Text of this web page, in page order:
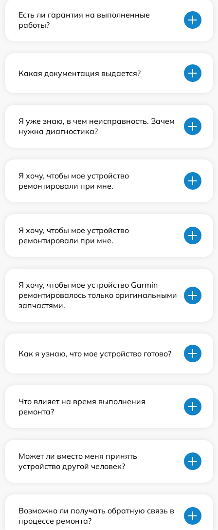
Есть ли гарантия на выполненные
работы?
Какая документация выдается?
Я уже знаю, в чем неисправность. Зачем
нужна диагностика?
Я хочу, чтобы мое устройство
ремонтировали при мне.
Я хочу, чтобы мое устройство
ремонтировали при мне.
Я хочу, чтобы мое устройство Garmin
ремонтировалось только оригинальными
запчастями.
Как я узнаю, что мое устройство готово?
Что влияет на время выполнения
ремонта?
Может ли вместо меня принять
устройство другой человек?
Возможно ли получать обратную связь в
процессе ремонта?